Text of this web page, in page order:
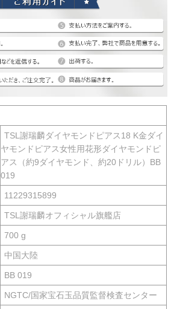
TSL謝瑞麟ダイヤモンドピアス18 K金ダイ
ヤモンドピアス女性用花形ダイヤモンドピ
アス（約9ダイヤモンド、約20ドリル）BB
019
11229315899
TSL謝瑞麟オフィシャル旗艦店
700 g
中国大陸
BB 019
NGTC/国家宝石玉品質監督検査センター